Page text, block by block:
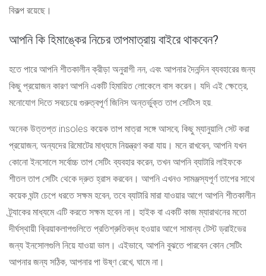
বিকল্প রয়েছে।
আপনি কি হিমাঙ্কের নিচের তাপমাত্রায় বাইরে থাকবেন?
হতে পারে আপনি শীতকালীন ক্রীড়া অনুরাগী নন, এবং আপনার দৈনন্দিন ব্যবহারের জন্য
কিছু প্রয়োজন কারণ আপনি একটি হিমায়িত লোকেলে বাস করেন। যদি এই ক্ষেত্রে,
মনোযোগ দিতে সবচেয়ে গুরুত্বপূর্ণ জিনিস অন্তর্ভুক্ত তাপ সেটিংস হয়.
অনেক উত্তপ্ত insoles কয়েক তাপ মাত্রা সঙ্গে আসবে; কিছু ম্যানুয়ালি সেট করা
প্রয়োজন; অন্যদের রিমোটের মাধ্যমে নিয়ন্ত্রণ করা যায়। মনে রাখবেন, আপনি যখন
কোনো ইনসোলে সর্বোচ্চ তাপ সেটিং ব্যবহার করেন, তখন আপনি ব্যাটারি লাইফকে
শীতল তাপ সেটিং থেকে দ্রুত হ্রাস করবেন। আপনি এখনও সামঞ্জস্যপূর্ণ তাপের সাথে
কয়েক ঘন্টা চেপে ধরতে সক্ষম হবেন, তবে ব্যাটারি মারা যাওয়ার আগে আপনি শীতকালীন
ট্র্যাকের মাধ্যমে এটি করতে সক্ষম হবেন না। হাইক বা একটি কাজ ম্যারাথনের মতো
দীর্ঘস্থায়ী ক্রিয়াকলাপগুলিতে প্রতিশ্রুতিবদ্ধ হওয়ার আগে সামান্য টেস্ট ড্রাইভের
জন্য ইনসোলগুলি নিয়ে যাওয়া ভাল। এইভাবে, আপনি বুঝতে পারবেন কোন সেটিং
আপনার জন্য সঠিক, আপনার পা উষ্ণ রেখে, ঘামে না।